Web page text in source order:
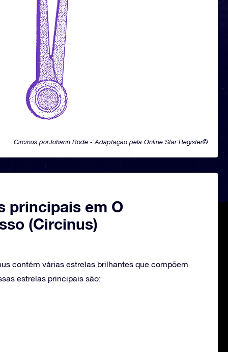
Circinus porJohann Bode - Adaptação pela Online Star Register©
principais em O
(Circinus)
contém várias estrelas brilhantes que compõem
estrelas principais são: